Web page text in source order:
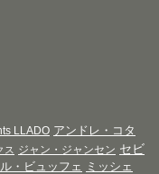
LLADO アンドレ・コタ
ス ジャン・ジャンセン セビ
・ビュッフェ ミッシェ